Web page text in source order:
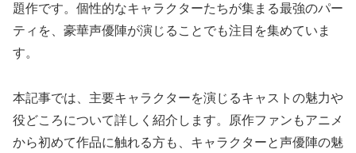
題作です。個性的なキャラクターたちが集まる最強のパー
ティを、豪華声優陣が演じることでも注目を集めていま
す。
本記事では、主要キャラクターを演じるキャストの魅力や
役どころについて詳しく紹介します。原作ファンもアニメ
から初めて作品に触れる方も、キャラクターと声優陣の魅